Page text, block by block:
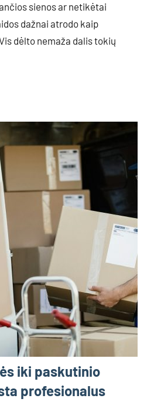
sienos ar netikėtai
dažnai atrodo kaip
dėlto nemaža dalis tokių
iki paskutinio
profesionalus